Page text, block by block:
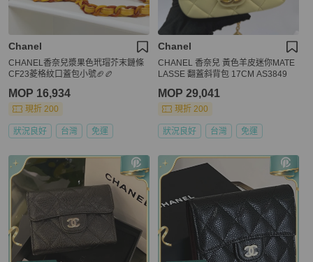
Chanel
CHANEL香奈兒漿果色玳瑁芥末鏈條
CF23菱格紋口蓋包小號🏈🏉
MOP 16,934
現折 200
狀況良好 台灣 免運
Chanel
CHANEL 香奈兒 黃色羊皮迷你MATE
LASSE 翻蓋斜背包 17CM AS3849
MOP 29,041
現折 200
狀況良好 台灣 免運